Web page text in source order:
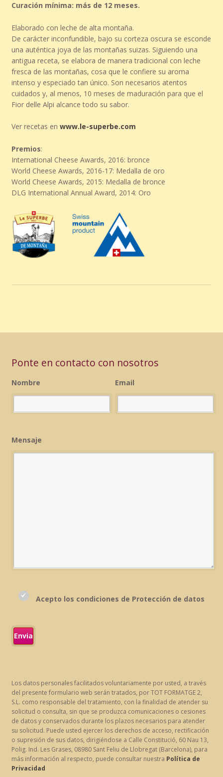
Curación mínima: más de 12 meses.
Elaborado con leche de alta montaña.
De carácter inconfundible, bajo su corteza oscura se esconde
una auténtica joya de las montañas suizas. Siguiendo una
antigua receta, se elabora de manera tradicional con leche
fresca de las montañas, cosa que le confiere su aroma
intenso y especiado tan único. Son necesarios atentos
cuidados y, al menos, 10 meses de maduración para que el
Fior delle Alpi alcance todo su sabor.
Ver recetas en www.le-superbe.com
Premios:
International Cheese Awards, 2016: bronce
World Cheese Awards, 2016-17: Medalla de oro
World Cheese Awards, 2015: Medalla de bronce
DLG International Annual Award, 2014: Oro
Ponte en contacto con nosotros
Nombre Email
Mensaje
Acepto los condiciones de Protección de datos
Los datos personales facilitados voluntariamente por usted, a través
del presente formulario web serán tratados, por TOT FORMATGE 2,
S.L. como responsable del tratamiento, con la finalidad de atender su
solicitud o consulta, sin que se produzca comunicaciones o cesiones
de datos y conservados durante los plazos necesarios para atender
su solicitud. Puede usted ejercer los derechos de acceso, rectificación
o supresión de sus datos, dirigiéndose a Calle Constitució, 60 Nau 13,
Polig. Ind. Les Grases, 08980 Sant Feliu de Llobregat (Barcelona), para
más información al respecto, puede consultar nuestra Política de
Privacidad